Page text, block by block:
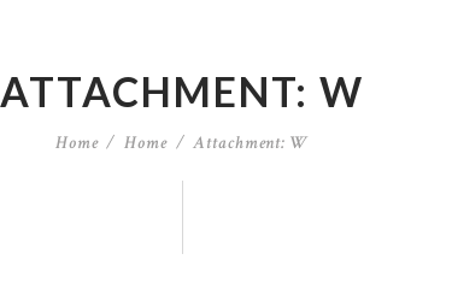
ATTACHMENT: W
Home Home Attachment: W